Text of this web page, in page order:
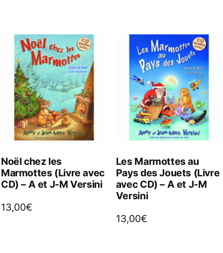
Noël chez les
Marmottes (Livre avec
CD) – A et J-M Versini
13,00€
Les Marmottes au
Pays des Jouets (Livre
avec CD) – A et J-M
Versini
13,00€